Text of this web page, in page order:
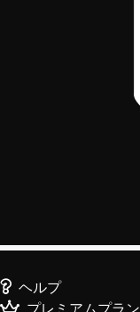
ヘルプ
プレミアムプラン